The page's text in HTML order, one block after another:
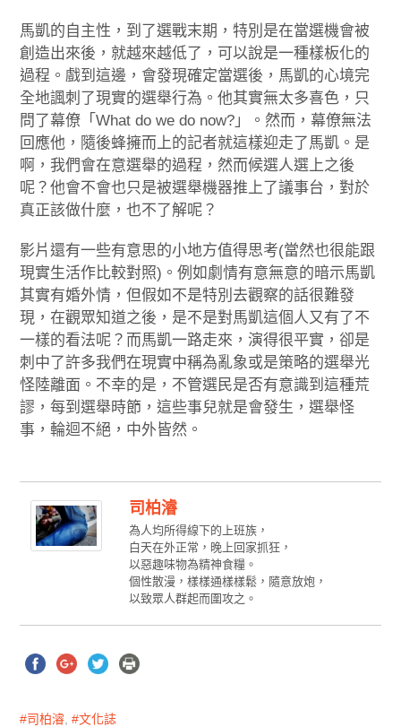
馬凱的自主性，到了選戰末期，特別是在當選機會被
創造出來後，就越來越低了，可以說是一種樣板化的
過程。戲到這邊，會發現確定當選後，馬凱的心境完
全地諷刺了現實的選舉行為。他其實無太多喜色，只
問了幕僚「What do we do now?」。然而，幕僚無法
回應他，隨後蜂擁而上的記者就這樣迎走了馬凱。是
啊，我們會在意選舉的過程，然而候選人選上之後
呢？他會不會也只是被選舉機器推上了議事台，對於
真正該做什麼，也不了解呢？
影片還有一些有意思的小地方值得思考(當然也很能跟
現實生活作比較對照)。例如劇情有意無意的暗示馬凱
其實有婚外情，但假如不是特別去觀察的話很難發
現，在觀眾知道之後，是不是對馬凱這個人又有了不
一樣的看法呢？而馬凱一路走來，演得很平實，卻是
刺中了許多我們在現實中稱為亂象或是策略的選舉光
怪陸離面。不幸的是，不管選民是否有意識到這種荒
謬，每到選舉時節，這些事兒就是會發生，選舉怪
事，輪迴不絕，中外皆然。
司柏濬
為人均所得線下的上班族，
白天在外正常，晚上回家抓狂，
以惡趣味物為精神食糧。
個性散漫，樣樣通樣樣鬆，隨意放炮，
以致眾人群起而圍攻之。
司柏濬 , 文化誌